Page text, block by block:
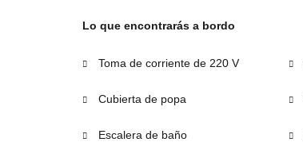
Lo que encontrarás a bordo
Toma de corriente de 220 V
Cubierta de popa
Escalera de baño